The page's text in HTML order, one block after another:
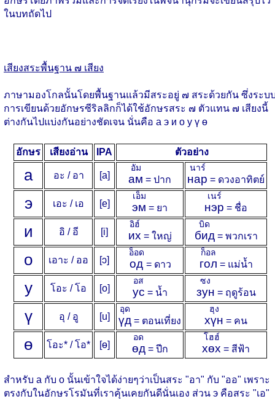
ในบทถัดไป
เสียงสระพื้นฐาน ๗ เสียง
ภาษามองโกลนั้นโดยพื้นฐานแล้วมีสระอยู่ ๗ สระด้วยกัน ซึ่งระบ
การเขียนด้วยอักษรซีริลลิกก็ได้ใช้อักษรสระ ๗ ตัวแทน ๗ เสียงนี้
ต่างกันไปแบ่งกันอย่างชัดเจน นั่นคือ а э и о у ү ө
อักษร เสียงอ่าน IPA ตัวอย่าง
а อะ / อา [a] ам
อัม
= ปาก нар
นาร์
= ดวงอาทิตย์
э เอะ / เอ [e] эм
เอ็ม
= ยา нэр
เนร์
= ชื่อ
и อิ / อี [i] их
อิฮ์
= ใหญ่ бид
บิด
= พวกเรา
о เอาะ / ออ [ɔ] од
อ็อด
= ดาว гол
ก็อล
= แม่น้ำ
у โอะ / โอ [o] ус
อส
= น้ำ зун
ซง
= ฤดูร้อน
ү อุ / อู [u] үд
อุด
= ตอนเที่ยง хүн
ฮุง
= คน
ө โอะ* / โอ* [ɵ] өд
อด
= ปีก хөх
โฮฮ์
= สีฟ้า
สำหรับ а กับ о นั้นเข้าใจได้ง่ายๆว่าเป็นสระ "อา" กับ "ออ" เพราะ
ตรงกับในอักษรโรมันที่เราคุ้นเคยกันดีนั่นเอง ส่วน э คือสระ "เอ"